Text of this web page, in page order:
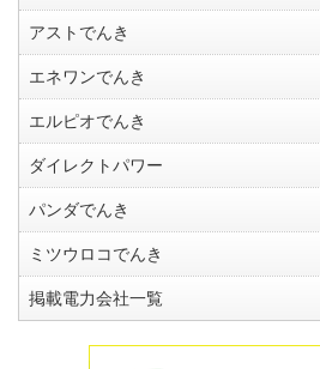
アストでんき
エネワンでんき
エルピオでんき
ダイレクトパワー
パンダでんき
ミツウロコでんき
掲載電力会社一覧